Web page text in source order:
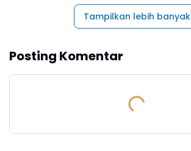
Tampilkan lebih banyak
Posting Komentar